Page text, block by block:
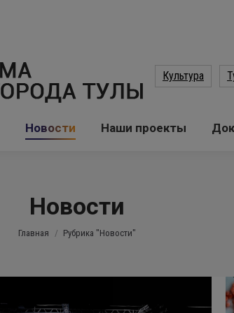
Культура
Новости Наши проекты
Новости
Вы здесь:
Главная Рубрика "Новости"